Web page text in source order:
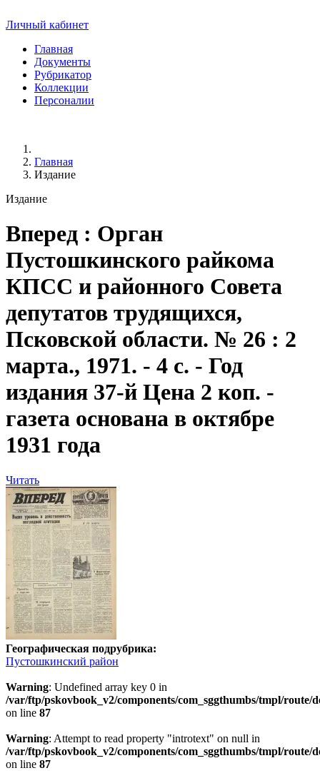
Личный кабинет
Главная
Документы
Рубрикатор
Коллекции
Персоналии
Главная
Издание
Издание
Вперед : Орган
Пустошкинского райкома
КПСС и районного Совета
депутатов трудящихся,
Псковской области. № 26 : 2
марта., 1971. - 4 с. - Год
издания 37-й Цена 2 коп. -
газета основана в октябре
1931 года
Читать
Географическая подрубрика:
Пустошкинский район
Warning: Undefined array key 0 in
/var/ftp/pskovbook_v2/components/com_sggthumbs/tmpl/route/
on line 87
Warning: Attempt to read property "introtext" on null in
/var/ftp/pskovbook_v2/components/com_sggthumbs/tmpl/route/
on line 87